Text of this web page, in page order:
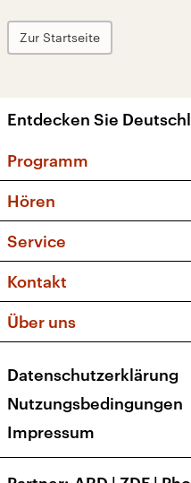
Zur Startseite
Entdecken Sie
Programm
Sendungen und
Musikliste
Kakadu – Das
Hören
Frequenzen (UKW
Service
FAQ
Apps
Newsletter
Kontakt
Social Media
Über uns
Presse
Karriere
Transparenz
Datenschutzerklärung
Nutzungsbedingungen
Impressum